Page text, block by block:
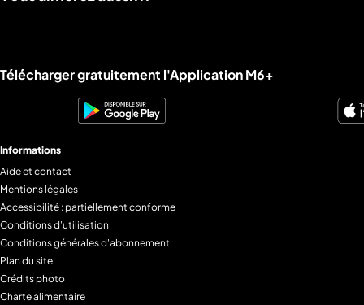
Liens utiles M6+.
Télécharger gratuitement l'Application M6+
Informations
Aide et contact
Mentions légales
Accessibilité : partiellement conforme
Conditions d'utilisation
Conditions générales d'abonnement
Plan du site
Crédits photo
Charte alimentaire